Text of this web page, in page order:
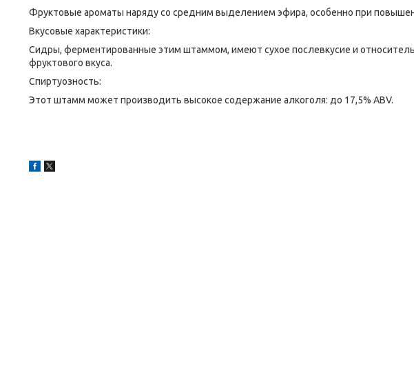
Фруктовые ароматы наряду со средним выделением эфира, особенно при
Вкусовые характеристики:
Сидры, ферментированные этим штаммом, имеют сухое послевкусие и
фруктового вкуса.
Спиртуозность:
Этот штамм может производить высокое содержание алкоголя: до 17,5% ABV.